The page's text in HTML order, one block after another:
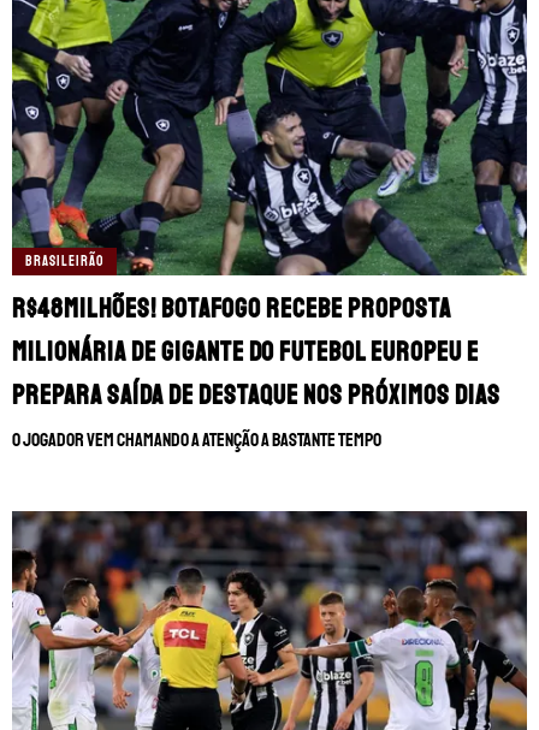
BRASILEIRÃO
R$48milhões! Botafogo recebe proposta
milionária de gigante do futebol europeu e
prepara saída de destaque nos próximos dias
O jogador vem chamando a atenção a bastante tempo